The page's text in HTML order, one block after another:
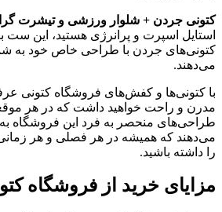
کتونی جردن + شلوار ورزشی و تیشرت
استایل اسپرت و پرانرژی هستید، این ست
کتونی‌های جردن با طراحی خاص خود به
می‌دهند.
با کتونی‌ها و کفش‌های فروشگاه کتونی
مدرن و راحت خواهید داشت که در هر
طراحی‌های منحصر به فرد این فروشگاه به
می‌دهند که همیشه در هر فصلی و هر
را داشته باشید.
مزایای خرید از فروشگاه